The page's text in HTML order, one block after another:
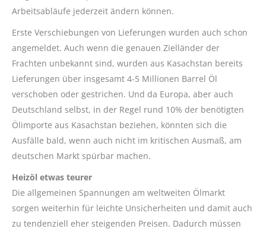
Arbeitsabläufe jederzeit ändern können.
Erste Verschiebungen von Lieferungen wurden auch schon
angemeldet. Auch wenn die genauen Zielländer der
Frachten unbekannt sind, wurden aus Kasachstan bereits
Lieferungen über insgesamt 4-5 Millionen Barrel Öl
verschoben oder gestrichen. Und da Europa, aber auch
Deutschland selbst, in der Regel rund 10% der benötigten
Ölimporte aus Kasachstan beziehen, könnten sich die
Ausfälle bald, wenn auch nicht im kritischen Ausmaß, am
deutschen Markt spürbar machen.
Heizöl etwas teurer
Die allgemeinen Spannungen am weltweiten Ölmarkt
sorgen weiterhin für leichte Unsicherheiten und damit auch
zu tendenziell eher steigenden Preisen. Dadurch müssen